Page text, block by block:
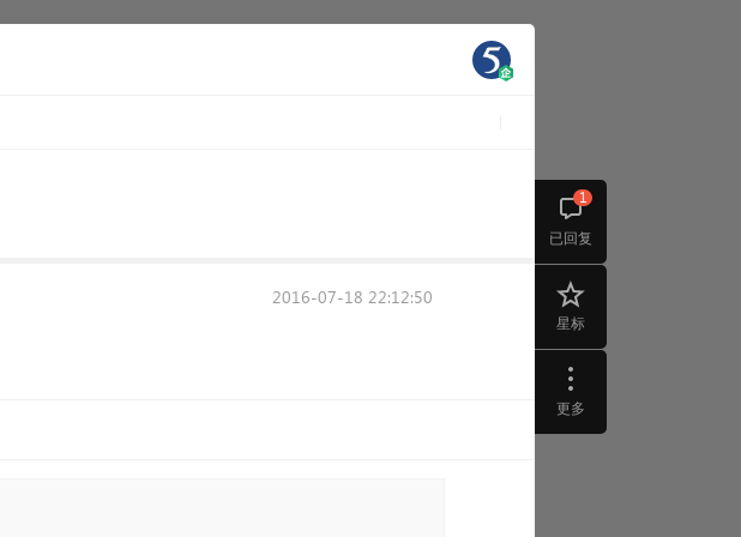
已回复
1
星标
更多
2016-07-18 22:12:50